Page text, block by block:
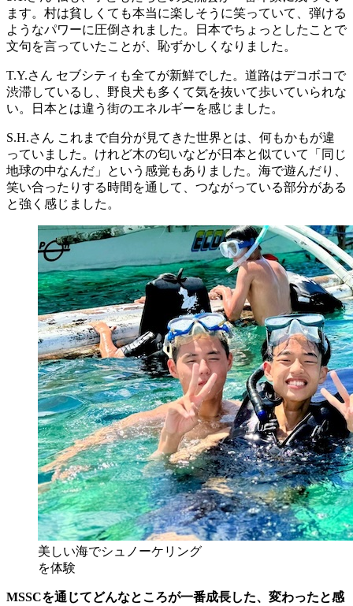
ます。村は貧しくても本当に楽しそうに笑っていて、弾ける
ようなパワーに圧倒されました。日本でちょっとしたことで
文句を言っていたことが、恥ずかしくなりました。
T.Y.さん セブシティも全てが新鮮でした。道路はデコボコで
渋滞しているし、野良犬も多くて気を抜いて歩いていられな
い。日本とは違う街のエネルギーを感じました。
S.H.さん これまで自分が見てきた世界とは、何もかもが違
っていました。けれど木の匂いなどが日本と似ていて「同じ
地球の中なんだ」という感覚もありました。海で遊んだり、
笑い合ったりする時間を通して、つながっている部分がある
と強く感じました。
美しい海でシュノーケリング
を体験
MSSCを通じてどんなところが一番成長した、変わったと感